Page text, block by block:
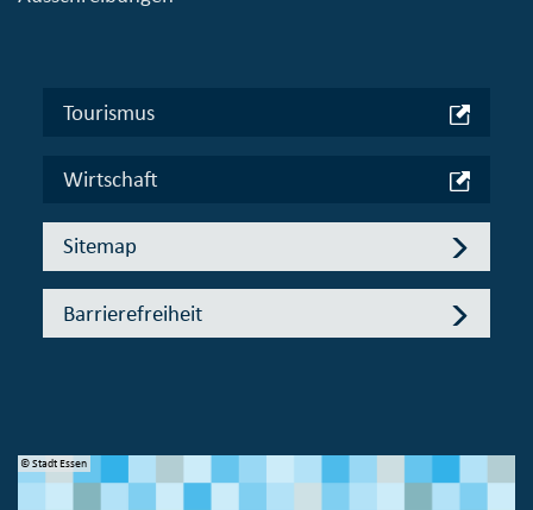
Tourismus
Wirtschaft
Sitemap
Barrierefreiheit
© Bundesministerium des Innern, für Bau und Heimat